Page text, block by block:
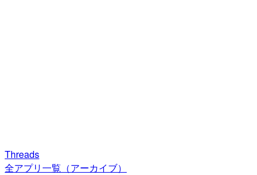
Threads
全アプリ一覧（アーカイブ）